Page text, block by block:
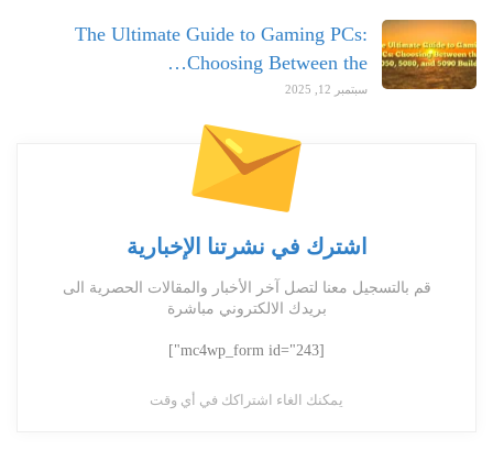
The Ultimate Guide to Gaming PCs:
Choosing Between the…
سبتمبر 12, 2025
اشترك في نشرتنا الإخبارية
قم بالتسجيل معنا لتصل آخر الأخبار والمقالات الحصرية الى
بريدك الالكتروني مباشرة
[mc4wp_form id="243"]
يمكنك الغاء اشتراكك في أي وقت